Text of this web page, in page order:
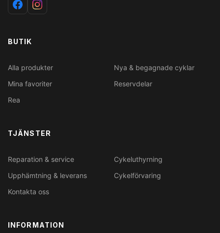
BUTIK
Alla produkter
Nya & begagnade cyklar
Mina favoriter
Reservdelar
Rea
TJÄNSTER
Reparation & service
Cykeluthyrning
Upphämtning & leverans
Cykelförvaring
Kontakta oss
INFORMATION